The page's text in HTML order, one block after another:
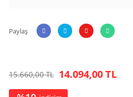
Paylaş
15.660,00 TL 14.094,00 TL